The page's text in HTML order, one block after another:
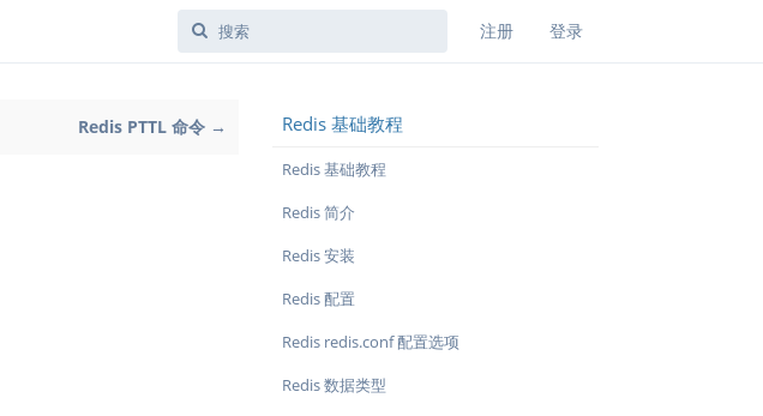
注册 登录
Redis PTTL 命令 → Redis 基础教程
Redis 基础教程
Redis 简介
Redis 安装
Redis 配置
Redis redis.conf 配置选项
Redis 数据类型